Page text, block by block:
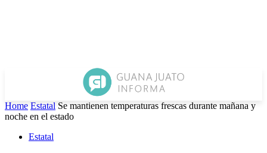
Home Estatal Se mantienen temperaturas frescas durante mañana y
noche en el estado
Estatal